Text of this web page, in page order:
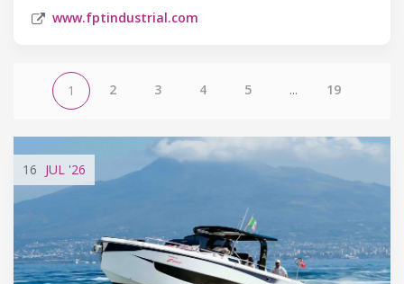
www.fptindustrial.com
1 2 3 4 5 ... 19
16 JUL '26